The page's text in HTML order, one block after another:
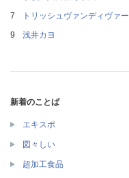
トリッシュヴァンディヴァー
浅井カヨ
新着のことば
エキスポ
図々しい
超加工食品